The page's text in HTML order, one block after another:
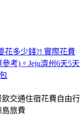
花多少錢?! 實際花費
考)。Jeju濟州6天5天